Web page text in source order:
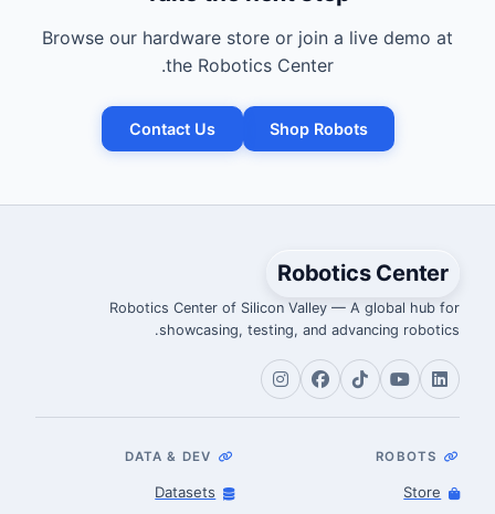
Browse our hardware store or join a live demo at
the Robotics Center.
Shop Robots
Contact Us
Robotics Center
Robotics Center of Silicon Valley — A global hub for
showcasing, testing, and advancing robotics.
ROBOTS
Store
DATA & DEV
Datasets